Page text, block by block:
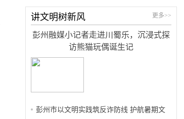
讲文明树新风 更多>>
彭州融媒小记者走进川蜀乐，沉浸式探
访熊猫玩偶诞生记
彭州市以文明实践筑反诈防线 护航暑期文